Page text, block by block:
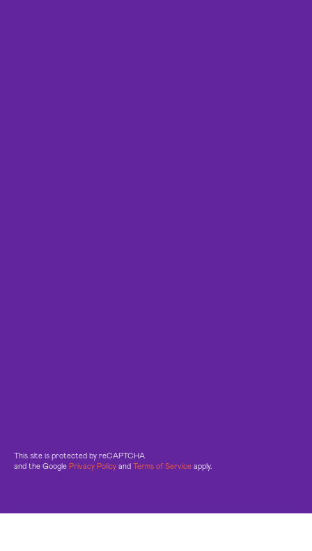
This site is protected by reCAPTCHA
and the Google Privacy Policy and Terms of Service apply.